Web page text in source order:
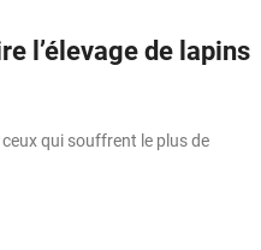
l’élevage de lapins
qui souffrent le plus de